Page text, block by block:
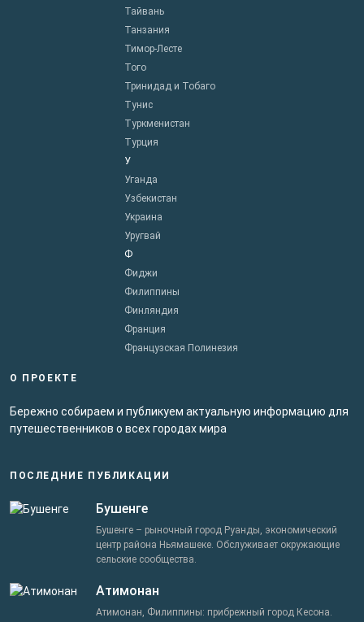
Тайвань
Танзания
Тимор-Лесте
Того
Тринидад и Тобаго
Тунис
Туркменистан
Турция
У
Уганда
Узбекистан
Украина
Уругвай
Ф
Фиджи
Филиппины
Финляндия
Франция
Французская Полинезия
О ПРОЕКТЕ
Бережно собираем и публикуем актуальную информацию для
путешественников о всех городах мира
ПОСЛЕДНИЕ ПУБЛИКАЦИИ
Бушенге
Бушенге – рыночный город Руанды, экономический
центр района Ньямашеке. Обслуживает окружающие
сельские сообщества.
Атимонан
Атимонан, Филиппины: прибрежный город Кесона.